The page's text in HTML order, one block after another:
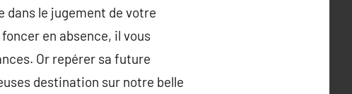
le jugement de votre
en absence, il vous
Or repérer sa future
destination sur notre belle